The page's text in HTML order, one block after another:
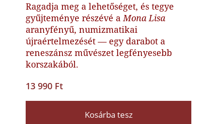
Ragadja meg a lehetőséget, és tegye
gyűjteménye részévé aMona Lisa
aranyfényű, numizmatikai
újraértelmezését — egy darabot a
reneszánsz művészet legfényesebb
korszakából.
13 990 Ft
Kosárba tesz